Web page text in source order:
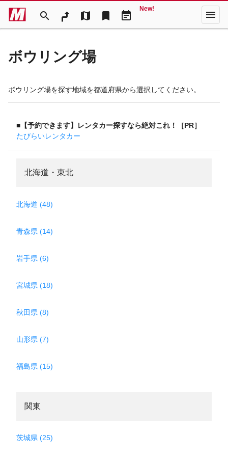
search map bookmark event_note
New! menu
ボウリング場
ボウリング場を探す地域を都道府県から選択してください。
■【予約できます】レンタカー探すなら絶対これ！［PR］
たびらいレンタカー
北海道・東北
北海道 (48)
青森県 (14)
岩手県 (6)
宮城県 (18)
秋田県 (8)
山形県 (7)
福島県 (15)
関東
茨城県 (25)